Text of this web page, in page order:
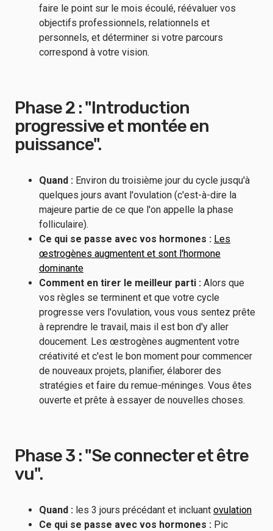
faire le point sur le mois écoulé, réévaluer vos
objectifs professionnels, relationnels et
personnels, et déterminer si votre parcours
correspond à votre vision.
Phase 2 : "Introduction
progressive et montée en
puissance".
Quand : Environ du troisième jour du cycle jusqu'à
quelques jours avant l'ovulation (c'est-à-dire la
majeure partie de ce que l'on appelle la phase
folliculaire).
Ce qui se passe avec vos hormones : Les
œstrogènes augmentent et sont l'hormone
dominante
Comment en tirer le meilleur parti : Alors que
vos règles se terminent et que votre cycle
progresse vers l'ovulation, vous vous sentez prête
à reprendre le travail, mais il est bon d'y aller
doucement. Les œstrogènes augmentent votre
créativité et c'est le bon moment pour commencer
de nouveaux projets, planifier, élaborer des
stratégies et faire du remue-méninges. Vous êtes
ouverte et prête à essayer de nouvelles choses.
Phase 3 : "Se connecter et être
vu".
Quand : les 3 jours précédant et incluant ovulation
Ce qui se passe avec vos hormones : Pic